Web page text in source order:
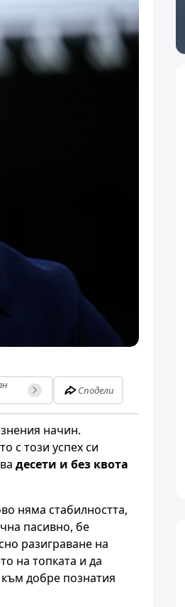
Сподели
начин.
с този успех си
десети и без квота
няма стабилността,
пасивно, бе
разиграване на
на топката и да
добре познатия